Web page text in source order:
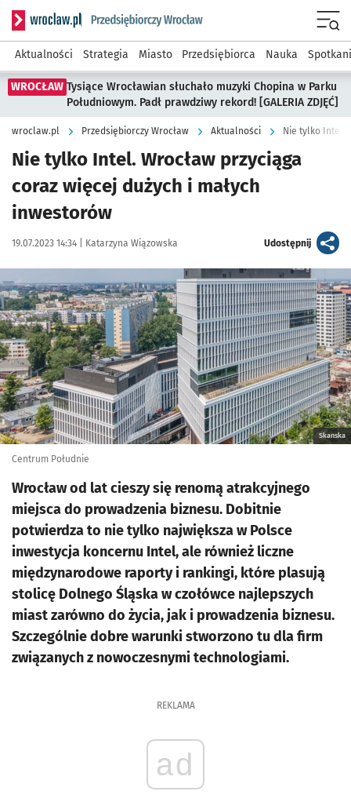
Serwis informacyjny wroclaw.pl podserwis: Strategia
Aktualności Strategia Miasto Przedsiębiorca Nauka
WROCŁAW Tysiące Wrocławian słuchało muzyki Chopina w Parku
Południowym. Padł prawdziwy rekord! [GALERIA ZDJĘĆ]
wroclaw.pl Przedsiębiorczy Wrocław Aktualności Nie tylko Intel.
Nie tylko Intel. Wrocław przyciąga
coraz więcej dużych i małych
inwestorów
Data publikacji:
19.07.2023 14:34 | Autor:
Katarzyna Wiązowska Udostępnijartykuł
Skanska
Centrum Południe
Wrocław od lat cieszy się renomą atrakcyjnego
miejsca do prowadzenia biznesu. Dobitnie
potwierdza to nie tylko największa w Polsce
inwestycja koncernu Intel, ale również liczne
międzynarodowe raporty i rankingi, które plasują
stolicę Dolnego Śląska w czołówce najlepszych
miast zarówno do życia, jak i prowadzenia biznesu.
Szczególnie dobre warunki stworzono tu dla firm
związanych z nowoczesnymi technologiami.
REKLAMA
ad